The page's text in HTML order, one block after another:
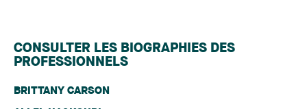
CONSULTER LES BIOGRAPHIES DES
PROFESSIONNELS
BRITTANY CARSON